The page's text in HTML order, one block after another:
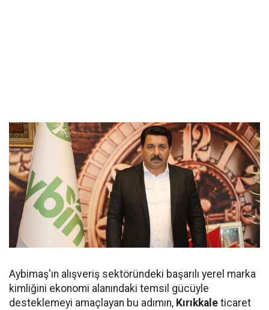
Aybimaş'ın alışveriş sektöründeki başarılı yerel marka
kimliğini ekonomi alanındaki temsil gücüyle
desteklemeyi amaçlayan bu adımın, Kırıkkale ticaret